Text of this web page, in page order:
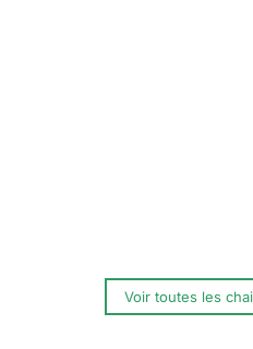
Voir toutes les